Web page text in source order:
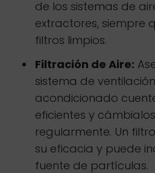
de los sistemas de
extractores, siempre
filtros limpios.
Filtración de Aire:
sistema de
acondicionado
eficientes y
regularmente. Un
su eficacia y puede
fuente de partículas.